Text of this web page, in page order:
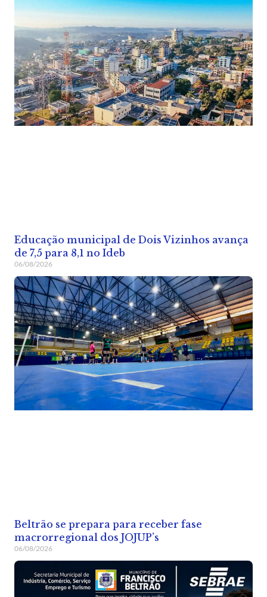
Educação municipal de Dois Vizinhos avança
de 7,5 para 8,1 no Ideb
06/08/2026
Beltrão se prepara para receber fase
macrorregional dos JOJUP’s
06/08/2026